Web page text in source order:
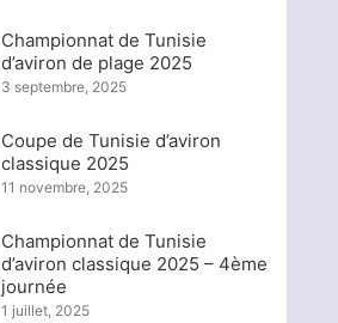
Championnat de Tunisie
d’aviron de plage 2025
3 septembre, 2025
Coupe de Tunisie d’aviron
classique 2025
11 novembre, 2025
Championnat de Tunisie
d’aviron classique 2025 – 4ème
journée
1 juillet, 2025